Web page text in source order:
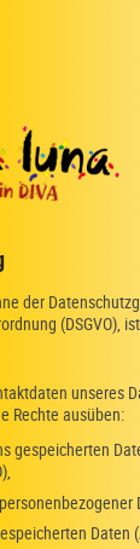
der
(DSGVO),
unseres
Rechte ausüben:
gespeicherten
Daten